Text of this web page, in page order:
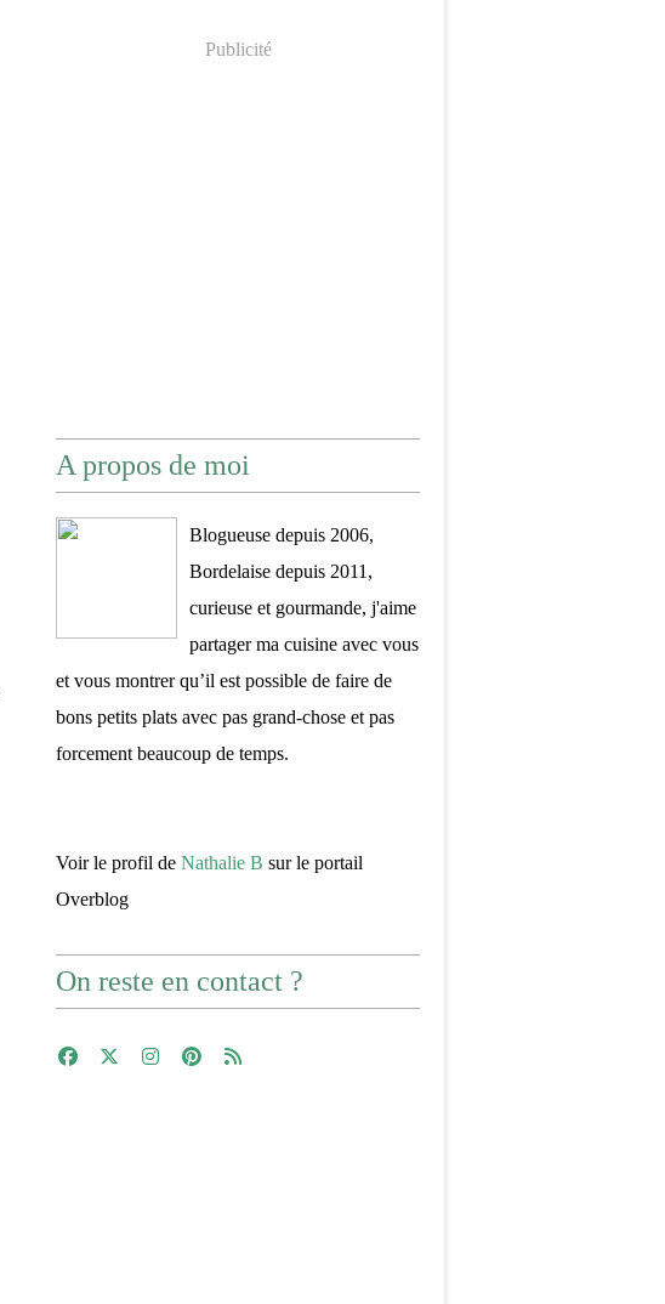
Publicité
A propos de moi
Blogueuse depuis 2006,
Bordelaise depuis 2011,
curieuse et gourmande, j'aime
partager ma cuisine avec vous
et vous montrer qu’il est possible de faire de
bons petits plats avec pas grand-chose et pas
forcement beaucoup de temps.
Voir le profil de Nathalie B sur le portail
Overblog
On reste en contact ?